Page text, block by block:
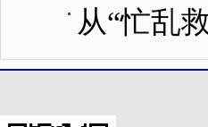
从“忙乱